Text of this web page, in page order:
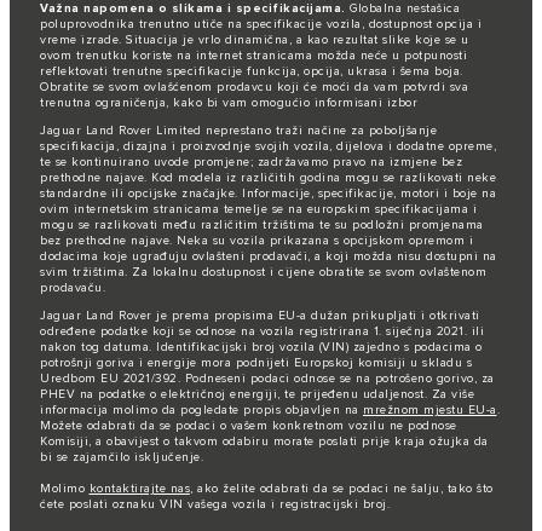
Važna napomena o slikama i specifikacijama. Globalna nestašica
poluprovodnika trenutno utiče na specifikacije vozila, dostupnost opcija i
vreme izrade. Situacija je vrlo dinamična, a kao rezultat slike koje se u
ovom trenutku koriste na internet stranicama možda neće u potpunosti
reflektovati trenutne specifikacije funkcija, opcija, ukrasa i šema boja.
Obratite se svom ovlašćenom prodavcu koji će moći da vam potvrdi sva
trenutna ograničenja, kako bi vam omogućio informisani izbor
Jaguar Land Rover Limited neprestano traži načine za poboljšanje
specifikacija, dizajna i proizvodnje svojih vozila, dijelova i dodatne opreme,
te se kontinuirano uvode promjene; zadržavamo pravo na izmjene bez
prethodne najave. Kod modela iz različitih godina mogu se razlikovati neke
standardne ili opcijske značajke. Informacije, specifikacije, motori i boje na
ovim internetskim stranicama temelje se na europskim specifikacijama i
mogu se razlikovati među različitim tržištima te su podložni promjenama
bez prethodne najave. Neka su vozila prikazana s opcijskom opremom i
dodacima koje ugrađuju ovlašteni prodavači, a koji možda nisu dostupni na
svim tržištima. Za lokalnu dostupnost i cijene obratite se svom ovlaštenom
prodavaču.
Jaguar Land Rover je prema propisima EU-a dužan prikupljati i otkrivati
određene podatke koji se odnose na vozila registrirana 1. siječnja 2021. ili
nakon tog datuma. Identifikacijski broj vozila (VIN) zajedno s podacima o
potrošnji goriva i energije mora podnijeti Europskoj komisiji u skladu s
Uredbom EU 2021/392. Podneseni podaci odnose se na potrošeno gorivo, za
PHEV na podatke o električnoj energiji, te prijeđenu udaljenost. Za više
informacija molimo da pogledate propis objavljen na mrežnom mjestu EU-a.
Možete odabrati da se podaci o vašem konkretnom vozilu ne podnose
Komisiji, a obavijest o takvom odabiru morate poslati prije kraja ožujka da
bi se zajamčilo isključenje.
Molimo kontaktirajte nas, ako želite odabrati da se podaci ne šalju, tako što
ćete poslati oznaku VIN vašega vozila i registracijski broj.